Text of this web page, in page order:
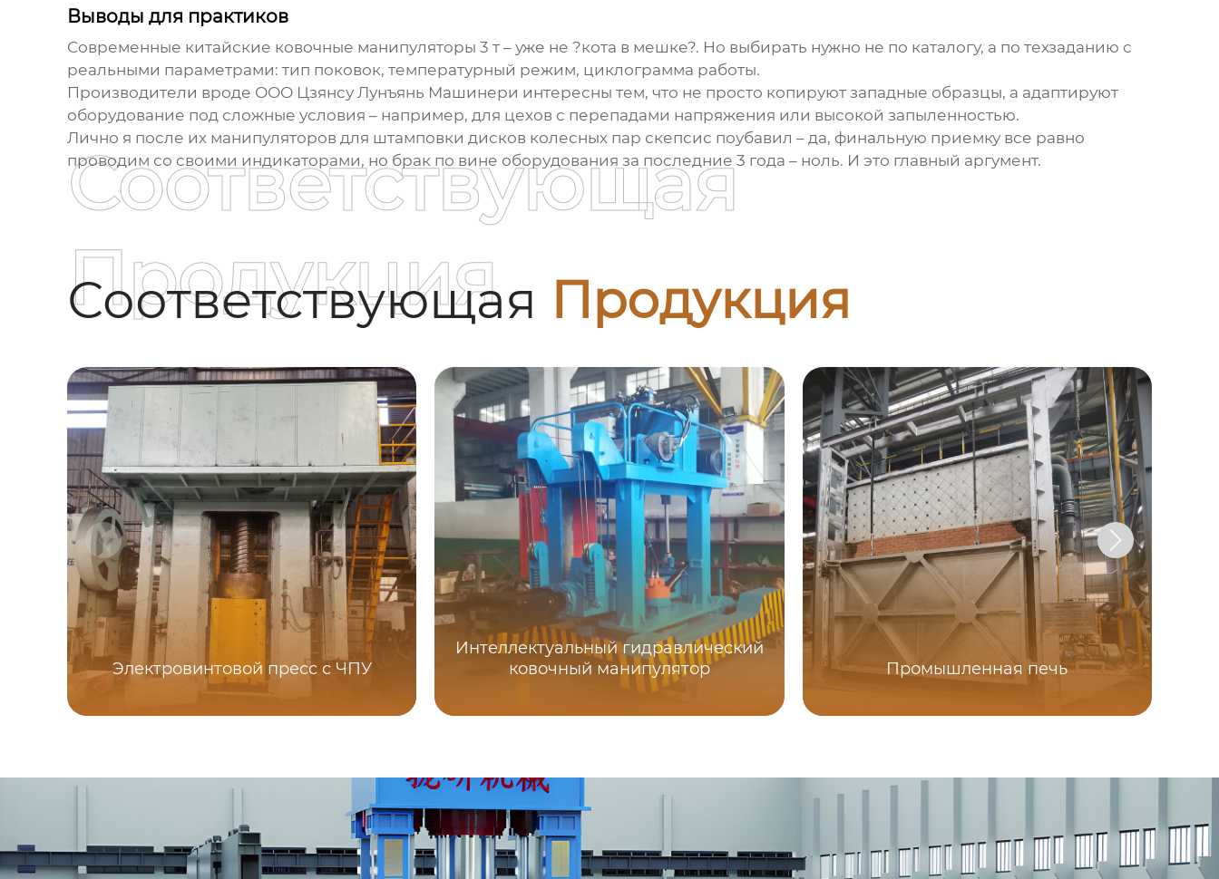
Выводы для практиков
Современные китайские ковочные манипуляторы 3 т– уже не ?кота в мешке?. Но выбирать нужно не по каталогу, а по техзаданию с
реальными параметрами: тип поковок, температурный режим, циклограмма работы.
Производители вроде ООО Цзянсу Лунъянь Машинери интересны тем, что не просто копируют западные образцы, а адаптируют
оборудование под сложные условия – например, для цехов с перепадами напряжения или высокой запыленностью.
Лично я после их манипуляторов для штамповки дисков колесных пар скепсис поубавил – да, финальную приемку все равно
проводим со своими индикаторами, но брак по вине оборудования за последние 3 года – ноль. И это главный аргумент.
Соответствующая Продукция
Соответствующая
Продукция
Электровинтовой пресс с ЧПУ
Интеллектуальный гидравлический
ковочный манипулятор
Промышленная печь